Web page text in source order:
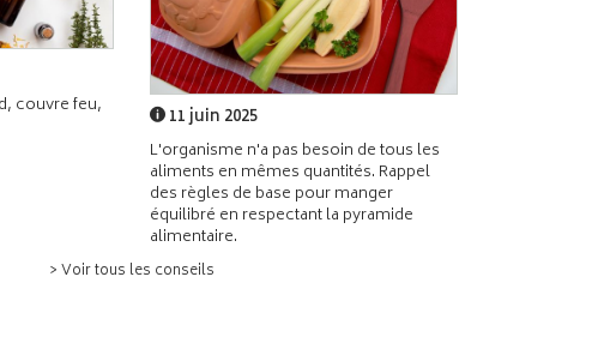
couvre feu,
11 juin 2025
L'organisme n'a pas besoin de tous les
aliments en mêmes quantités. Rappel
des règles de base pour manger
équilibré en respectant la pyramide
alimentaire.
> Voir tous les conseils